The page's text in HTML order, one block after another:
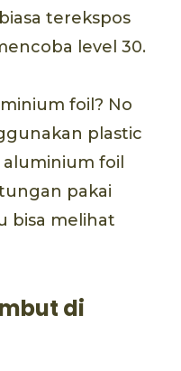
terekspos
level 30.
foil? No
plastic
foil
pakai
bisa melihat
di